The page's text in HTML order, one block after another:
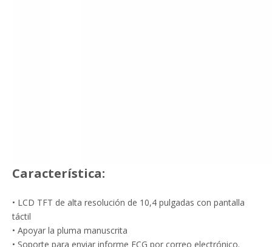
Característica:
• LCD TFT de alta resolución de 10,4 pulgadas con pantalla
táctil
• Apoyar la pluma manuscrita
• Soporte para enviar informe ECG por correo electrónico.